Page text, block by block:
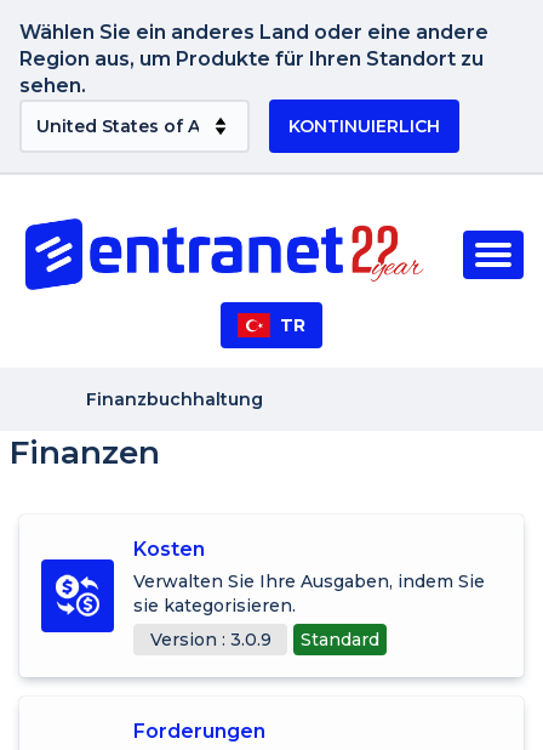
Wählen Sie ein anderes Land oder eine andere
Region aus, um Produkte für Ihren Standort zu
sehen.
KONTINUIERLICH
TR
Finanzbuchhaltung
Finanzen
Kosten
Verwalten Sie Ihre Ausgaben, indem Sie
sie kategorisieren.
Version : 3.0.9
Standard
Forderungen